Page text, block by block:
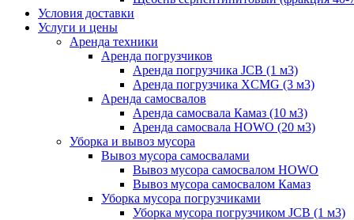
Условия доставки
Услуги и цены
Аренда техники
Аренда погрузчиков
Аренда погрузчика JCB (1 м3)
Аренда погрузчика XCMG (3 м3)
Аренда самосвалов
Аренда самосвала Камаз (10 м3)
Аренда самосвала HOWO (20 м3)
Уборка и вывоз мусора
Вывоз мусора самосвалами
Вывоз мусора самосвалом HOWO
Вывоз мусора самосвалом Камаз
Уборка мусора погрузчиками
Уборка мусора погрузчиком JCB (1 м3)